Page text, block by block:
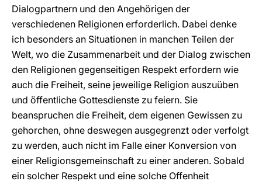
Dialogpartnern und den Angehörigen der
verschiedenen Religionen erforderlich. Dabei denke
ich besonders an Situationen in manchen Teilen der
Welt, wo die Zusammenarbeit und der Dialog zwischen
den Religionen gegenseitigen Respekt erfordern wie
auch die Freiheit, seine jeweilige Religion auszuüben
und öffentliche Gottesdienste zu feiern. Sie
beanspruchen die Freiheit, dem eigenen Gewissen zu
gehorchen, ohne deswegen ausgegrenzt oder verfolgt
zu werden, auch nicht im Falle einer Konversion von
einer Religionsgemeinschaft zu einer anderen. Sobald
ein solcher Respekt und eine solche Offenheit